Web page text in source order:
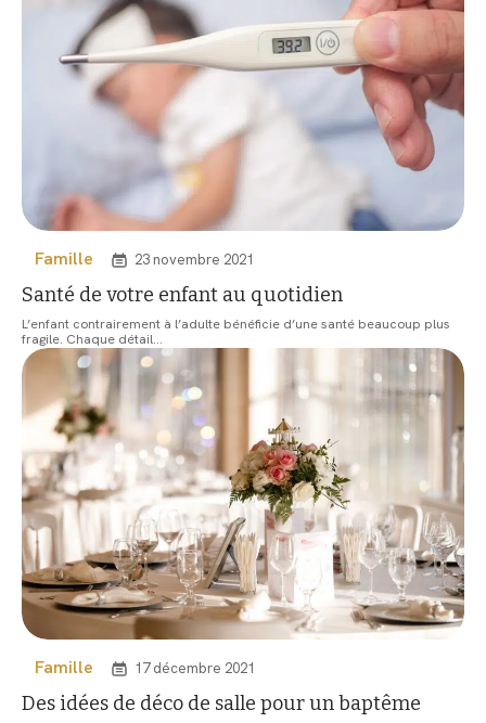
Famille 23 novembre 2021
Santé de votre enfant au quotidien
L’enfant contrairement à l’adulte bénéficie d’une santé beaucoup plus
fragile. Chaque détail…
Famille 17 décembre 2021
Des idées de déco de salle pour un baptême